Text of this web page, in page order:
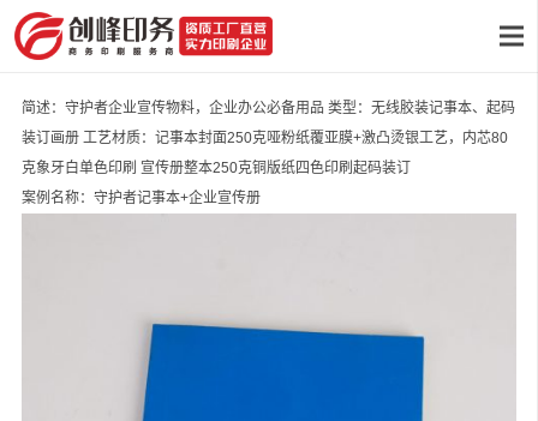
简述：守护者企业宣传物料，企业办公必备用品 类型：无线胶装记事本、起码
装订画册 工艺材质：记事本封面250克哑粉纸覆亚膜+激凸烫银工艺，内芯80
克象牙白单色印刷 宣传册整本250克铜版纸四色印刷起码装订
案例名称：守护者记事本+企业宣传册